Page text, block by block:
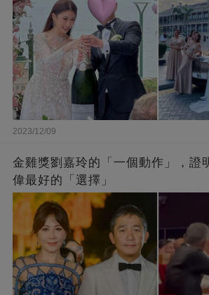
2023/12/09
金雞獎劉嘉玲的「一個動作」，證
偉最好的「選擇」